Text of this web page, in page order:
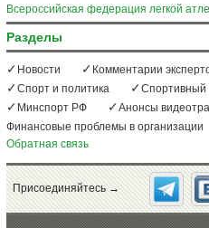
Всероссийская федерация легкой
Разделы
Новости Комментарии
Спорт и политика
Спортивный
Минспорт РФ
Анонсы
Финансовые проблемы в организации
Обратная связь
Присоединяйтесь →